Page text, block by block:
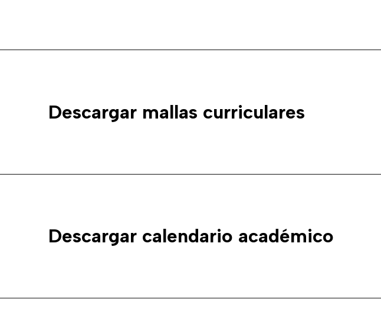
Descargar mallas curriculares
Descargar calendario académico